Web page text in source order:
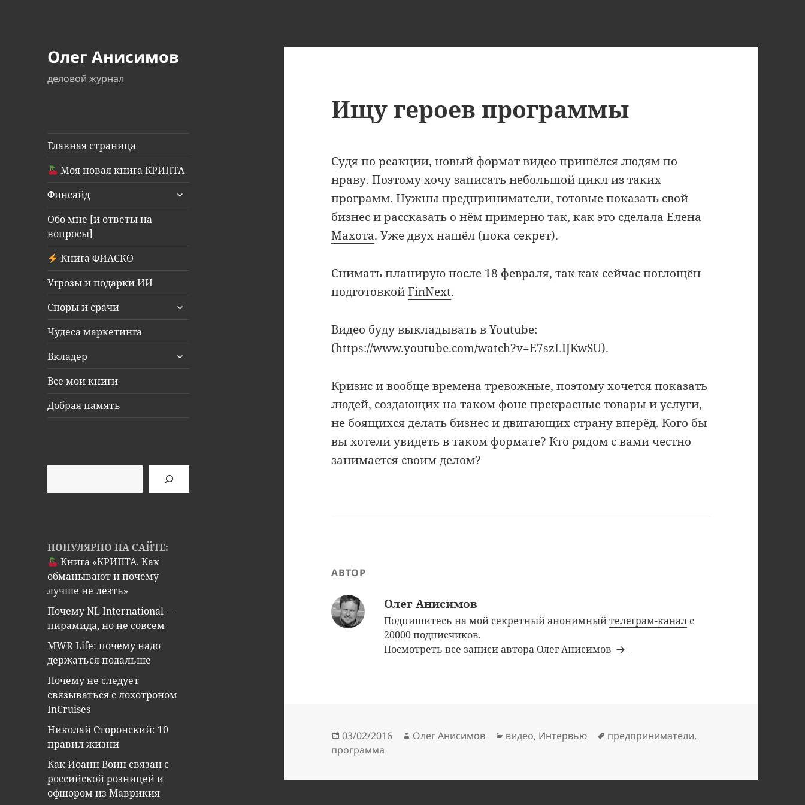
Олег Анисимов
деловой журнал
Главная страница
Моя новая книга КРИПТА
Финсайд
раскрыть
Обо мне [и ответы на
вопросы]
Книга ФИАСКО
Угрозы и подарки ИИ
Споры и срачи
раскрыть
Чудеса маркетинга
Вкладер
раскрыть
Все мои книги
Добрая память
ПОПУЛЯРНО НА САЙТЕ:
Книга «КРИПТА. Как
обманывают и почему
лучше не лезть»
Почему NL International —
пирамида, но не совсем
MWR Life: почему надо
держаться подальше
Почему не следует
связываться с лохотроном
InCruises
Николай Сторонский: 10
правил жизни
Как Иоанн Воин связан с
российской розницей и
офшором из Маврикия
Ищу героев программы
Судя по реакции, новый формат видео пришёлся людям по
нраву. Поэтому хочу записать небольшой цикл из таких
программ. Нужны предприниматели, готовые показать свой
бизнес и рассказать о нём примерно так,как это сделала Елена
Махота. Уже двух нашёл (пока секрет).
Снимать планирую после 18 февраля, так как сейчас поглощён
подготовкойFinNext.
Видео буду выкладывать в Youtube:
(https://www.youtube.com/watch?v=E7szLIJKwSU).
Кризис и вообще времена тревожные, поэтому хочется показать
людей, создающих на таком фоне прекрасные товары и услуги,
не боящихся делать бизнес и двигающих страну вперёд. Кого бы
вы хотели увидеть в таком формате? Кто рядом с вами честно
занимается своим делом?
АВТОР
Олег Анисимов
Подпишитесь на мой секретный анонимныйтелеграм-канал с
20000 подписчиков.
Посмотреть все записи автора Олег Анисимов
Опубликовано
03/02/2016 Автор
Олег Анисимов Рубрики
видео, Интервью Метки
предприниматели,
программа